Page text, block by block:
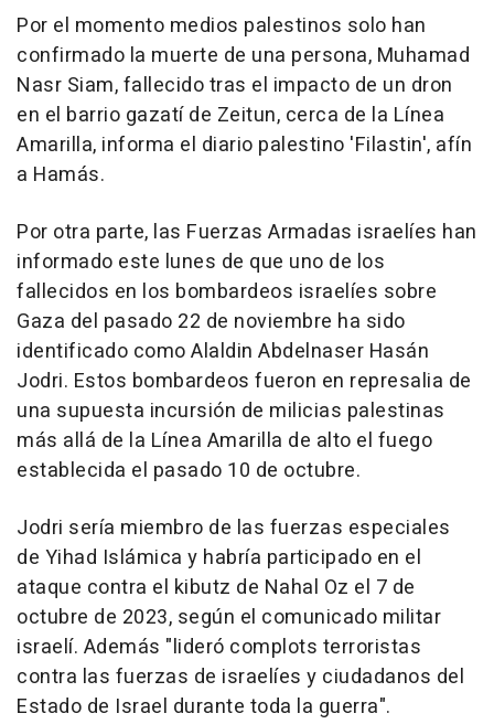
Por el momento medios palestinos solo han
confirmado la muerte de una persona, Muhamad
Nasr Siam, fallecido tras el impacto de un dron
en el barrio gazatí de Zeitun, cerca de la Línea
Amarilla, informa el diario palestino 'Filastin', afín
a Hamás.
Por otra parte, las Fuerzas Armadas israelíes han
informado este lunes de que uno de los
fallecidos en los bombardeos israelíes sobre
Gaza del pasado 22 de noviembre ha sido
identificado como Alaldin Abdelnaser Hasán
Jodri. Estos bombardeos fueron en represalia de
una supuesta incursión de milicias palestinas
más allá de la Línea Amarilla de alto el fuego
establecida el pasado 10 de octubre.
Jodri sería miembro de las fuerzas especiales
de Yihad Islámica y habría participado en el
ataque contra el kibutz de Nahal Oz el 7 de
octubre de 2023, según el comunicado militar
israelí. Además "lideró complots terroristas
contra las fuerzas de israelíes y ciudadanos del
Estado de Israel durante toda la guerra".